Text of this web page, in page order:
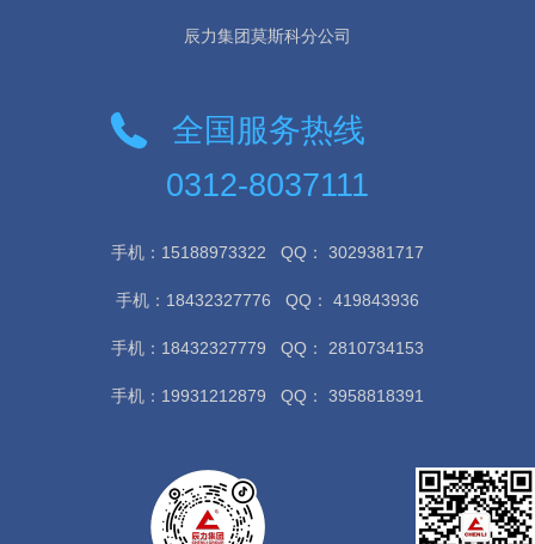
辰力集团莫斯科分公司
全国服务热线
0312-8037111
手机：15188973322 QQ： 3029381717
手机：18432327776 QQ： 419843936
手机：18432327779 QQ： 2810734153
手机：19931212879 QQ： 3958818391